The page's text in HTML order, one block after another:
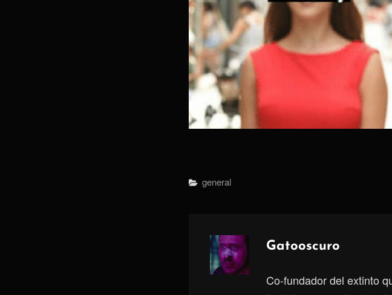
Categorías
General
Autor:
Gatooscuro
Co-fundador del extinto